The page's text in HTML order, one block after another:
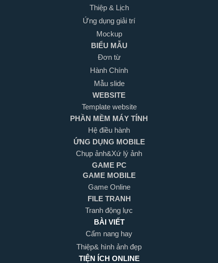
Thiệp & Lịch
Ứng dụng giải trí
Mockup
BIỂU MẪU
Đơn từ
Hành Chính
Mẫu slide
WEBSITE
Template website
PHẦN MỀM MÁY TÍNH
Hệ điều hành
ỨNG DỤNG MOBILE
Chụp ảnh&Xứ lý ảnh
GAME PC
GAME MOBILE
Game Online
FILE TRANH
Tranh động lực
BÀI VIẾT
Cẩm nang hay
Thiệp& hình ảnh đẹp
TIỆN ÍCH ONLINE